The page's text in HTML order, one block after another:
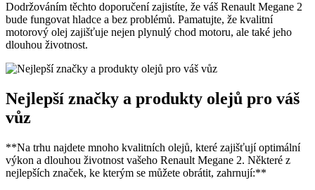
Dodržováním těchto doporučení zajistíte, že váš Renault Megane 2
bude fungovat hladce a bez problémů. Pamatujte, že kvalitní
motorový olej zajišťuje nejen plynulý chod motoru, ale také jeho
dlouhou životnost.
Nejlepší značky a produkty olejů pro váš
vůz
**Na trhu najdete mnoho kvalitních olejů, které zajišťují optimální
výkon a dlouhou životnost vašeho Renault Megane 2. Některé z
nejlepších značek, ke kterým se můžete obrátit, zahrnují:**